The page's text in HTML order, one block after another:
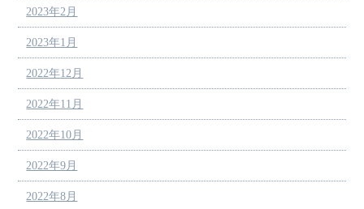
2023年2月
2023年1月
2022年12月
2022年11月
2022年10月
2022年9月
2022年8月